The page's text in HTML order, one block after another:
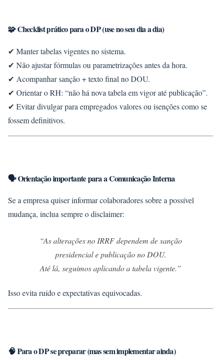
🧩 Checklist prático para o DP (use no seu dia a dia)
✔ Manter tabelas vigentes no sistema.
✔ Não ajustar fórmulas ou parametrizações antes da hora.
✔ Acompanhar sanção + texto final no DOU.
✔ Orientar o RH: “não há nova tabela em vigor até publicação”.
✔ Evitar divulgar para empregados valores ou isenções como se
fossem definitivos.
🗣️ Orientação importante para a Comunicação Interna
Se a empresa quiser informar colaboradores sobre a possível
mudança, inclua sempre o disclaimer:
“As alterações no IRRF dependem de sanção
presidencial e publicação no DOU.
Até lá, seguimos aplicando a tabela vigente.”
Isso evita ruído e expectativas equivocadas.
🧠 Para o DP se preparar (mas sem implementar ainda)